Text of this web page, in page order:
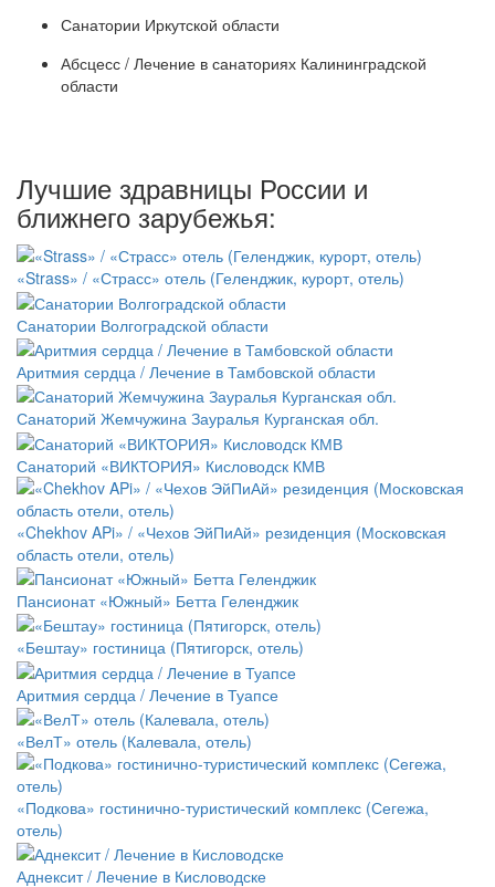
Санатории Иркутской области
Абсцесс / Лечение в санаториях Калининградской
области
Лучшие здравницы России и
ближнего зарубежья:
«Strass» / «Страсс» отель (Геленджик, курорт, отель)
Санатории Волгоградской области
Аритмия сердца / Лечение в Тамбовской области
Санаторий Жемчужина Зауралья Курганская обл.
Санаторий «ВИКТОРИЯ» Кисловодск КМВ
«Chekhov APi» / «Чехов ЭйПиАй» резиденция (Московская
область отели, отель)
Пансионат «Южный» Бетта Геленджик
«Бештау» гостиница (Пятигорск, отель)
Аритмия сердца / Лечение в Туапсе
«ВелТ» отель (Калевала, отель)
«Подкова» гостинично-туристический комплекс (Сегежа,
отель)
Аднексит / Лечение в Кисловодске